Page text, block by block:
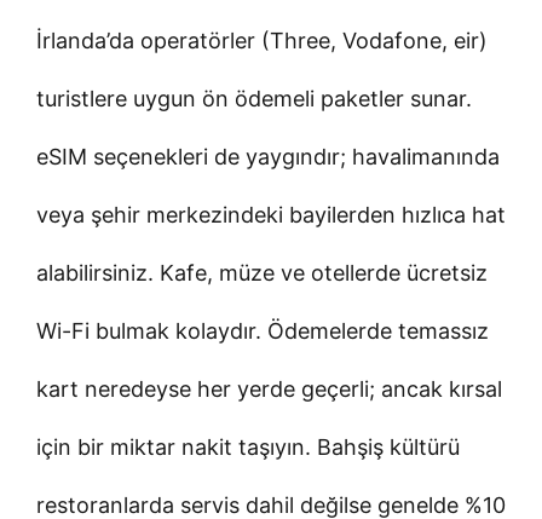
İrlanda’da operatörler (Three, Vodafone, eir)
turistlere uygun ön ödemeli paketler sunar.
eSIM seçenekleri de yaygındır; havalimanında
veya şehir merkezindeki bayilerden hızlıca hat
alabilirsiniz. Kafe, müze ve otellerde ücretsiz
Wi-Fi bulmak kolaydır. Ödemelerde temassız
kart neredeyse her yerde geçerli; ancak kırsal
için bir miktar nakit taşıyın. Bahşiş kültürü
restoranlarda servis dahil değilse genelde %10